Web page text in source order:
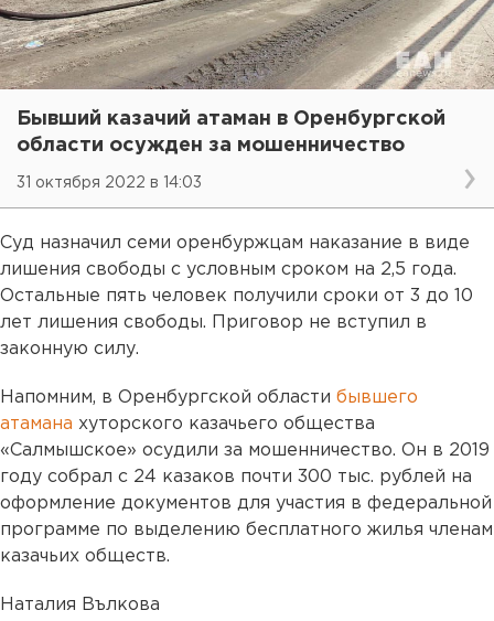
Бывший казачий атаман в Оренбургской
области осужден за мошенничество
31 октября 2022 в 14:03
Суд назначил семи оренбуржцам наказание в виде
лишения свободы с условным сроком на 2,5 года.
Остальные пять человек получили сроки от 3 до 10
лет лишения свободы. Приговор не вступил в
законную силу.
Напомним, в Оренбургской области бывшего
атамана хуторского казачьего общества
«Салмышское» осудили за мошенничество. Он в 2019
году собрал с 24 казаков почти 300 тыс. рублей на
оформление документов для участия в федеральной
программе по выделению бесплатного жилья членам
казачьих обществ.
Наталия Вълкова